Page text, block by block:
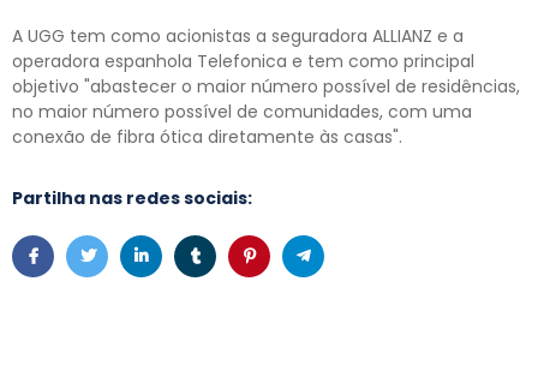
A UGG tem como acionistas a seguradora ALLIANZ e a
operadora espanhola Telefonica e tem como principal
objetivo "abastecer o maior número possível de residências,
no maior número possível de comunidades, com uma
conexão de fibra ótica diretamente às casas".
Partilha nas redes sociais: